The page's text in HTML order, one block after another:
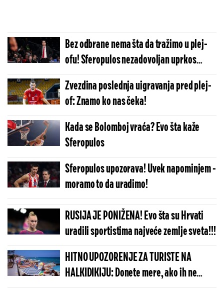
Bez odbrane nema šta da tražimo u plej-
ofu! Sferopulos nezadovoljan uprkos
pobedi!
Zvezdina poslednja uigravanja pred plej-
of: Znamo ko nas čeka!
Kada se Bolomboj vraća? Evo šta kaže
Sferopulos
Sferopulos upozorava! Uvek napominjem -
moramo to da uradimo!
RUSIJA JE PONIŽENA! Evo šta su Hrvati
uradili sportistima najveće zemlje sveta!!!
HITNO UPOZORENJE ZA TURISTE NA
HALKIDIKIJU: Donete mere, ako ih ne
poštujete platićete kaznu od 300 evra